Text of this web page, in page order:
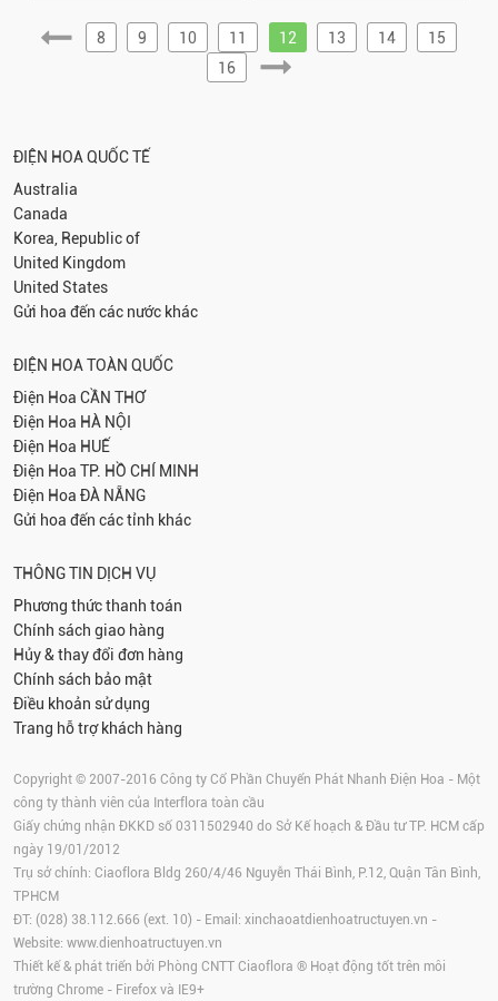
8 9 10 11 12 13 14
15
16
ĐIỆN HOA QUỐC TẾ
Australia
Canada
Korea, Republic of
United Kingdom
United States
Gửi hoa đến các nước khác
ĐIỆN HOA TOÀN QUỐC
Điện Hoa CẦN THƠ
Điện Hoa HÀ NỘI
Điện Hoa HUẾ
Điện Hoa TP. HỒ CHÍ MINH
Điện Hoa ĐÀ NẴNG
Gửi hoa đến các tỉnh khác
THÔNG TIN DỊCH VỤ
Phương thức thanh toán
Chính sách giao hàng
Hủy & thay đổi đơn hàng
Chính sách bảo mật
Điều khoản sử dụng
Trang hỗ trợ khách hàng
Copyright © 2007-2016 Công ty Cổ Phần Chuyển Phát Nhanh Điện Hoa - Một
công ty thành viên của Interflora toàn cầu
Giấy chứng nhận ĐKKD số 0311502940 do Sở Kế hoạch & Đầu tư TP. HCM cấp
ngày 19/01/2012
Trụ sở chính: Ciaoflora Bldg 260/4/46 Nguyễn Thái Bình, P.12, Quận Tân Bình,
TPHCM
ĐT: (028) 38.112.666 (ext. 10) - Email: xinchaoatdienhoatructuyen.vn -
Website: www.dienhoatructuyen.vn
Thiết kế & phát triển bởi Phòng CNTT Ciaoflora ® Hoạt động tốt trên môi
trường Chrome - Firefox và IE9+